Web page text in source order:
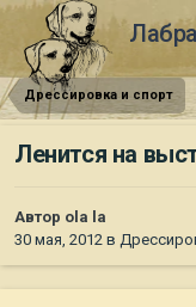
Дрессировка и спорт
Ленится на
Автор ola la
30 мая, 2012 в